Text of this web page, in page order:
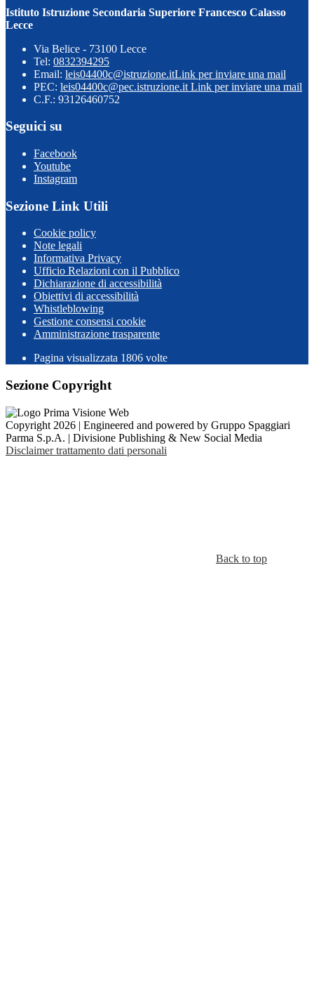
Istituto Istruzione Secondaria Superiore Francesco Calasso
Lecce
Via Belice - 73100 Lecce
Tel: 0832394295
Email: leis04400c@istruzione.itLink per inviare una mail
PEC: leis04400c@pec.istruzione.it Link per inviare una mail
C.F.: 93126460752
Seguici su
Facebook
Youtube
Instagram
Sezione Link Utili
Cookie policy
Note legali
Informativa Privacy
Ufficio Relazioni con il Pubblico
Dichiarazione di accessibilità
Obiettivi di accessibilità
Whistleblowing
Gestione consensi cookie
Amministrazione trasparente
Pagina visualizzata 1806 volte
Sezione Copyright
Copyright 2026 | Engineered and powered by Gruppo Spaggiari
Parma S.p.A. | Divisione Publishing & New Social Media
Disclaimer trattamento dati personali
Back to top